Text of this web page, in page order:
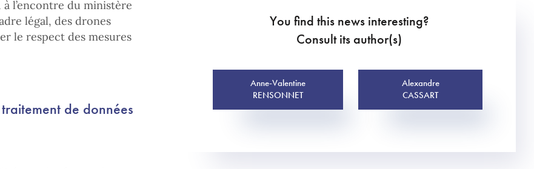
à l’encontre du ministère
légal, des drones
le respect des mesures
de données
You find this news interesting?
Consult its author(s)
Anne-Valentine
RENSONNET
Alexandre
CASSART